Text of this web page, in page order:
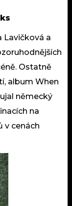
Lavičková a
Ostatně
album When
německý
na
v cenách